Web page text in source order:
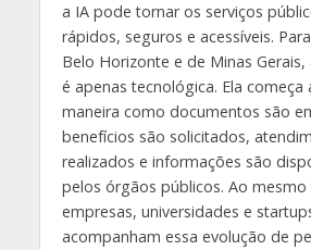
a IA pode tornar os serviços
rápidos, seguros e acessíveis.
Belo Horizonte e de Minas
é apenas tecnológica. Ela começa
maneira como documentos são
benefícios são solicitados,
realizados e informações são
pelos órgãos públicos. Ao
empresas, universidades e
acompanham essa evolução de